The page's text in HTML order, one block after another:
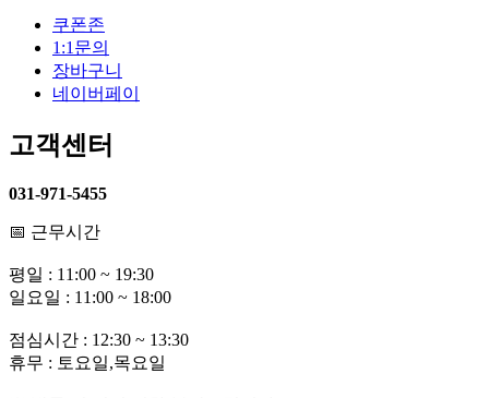
쿠폰존
1:1문의
장바구니
네이버페이
고객센터
031-971-5455
📅 근무시간
평일 : 11:00 ~ 19:30
일요일 : 11:00 ~ 18:00
점심시간 : 12:30 ~ 13:30
휴무 : 토요일,목요일